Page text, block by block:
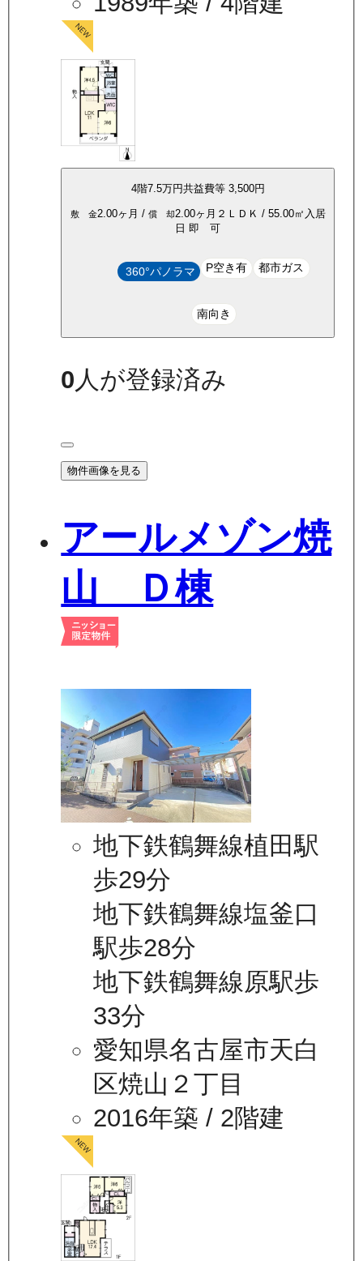
4階7.5万円共益費等 3,500円
敷 金2.00ヶ月 / 償 却2.00ヶ月 ２ＬＤＫ / 55.00㎡ 入居
日 即 可
360°パノラマ P空き有 都市ガス
南向き
0 人が登録済み
物件画像を見る
アールメゾン焼
山 Ｄ棟
地下鉄鶴舞線植田駅
歩29分
地下鉄鶴舞線塩釜口
駅歩28分
地下鉄鶴舞線原駅歩
33分
愛知県名古屋市天白
区焼山２丁目
2016年築 / 2階建